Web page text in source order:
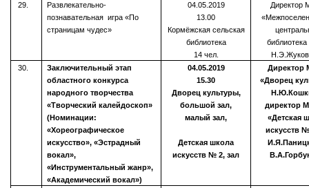
29.
Развлекательно-
познавательная игра «По
страницам чудес»
04.05.2019
13.00
Кормёжская сельская
библиотека
14 чел.
Директор
30.
Заключительный этап
областного конкурса
народного творчества
«Творческий калейдоскоп»
(Номинации:
«Хореографическое
искусство», «Эстрадный
вокал»,
«Инструментальный жанр»,
«Академический вокал»)
04.05.2019
15.30
Дворец культуры,
большой зал,
малый зал,
Детская школа
искусств № 2, зал
Директор
«Дворец
директор
«Детская
искусств